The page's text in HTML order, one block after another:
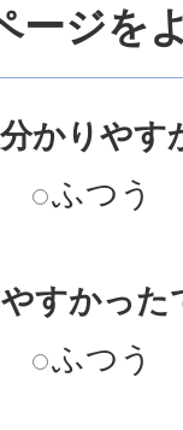
ージを
かりやす
ふつう
すかった
ふつう